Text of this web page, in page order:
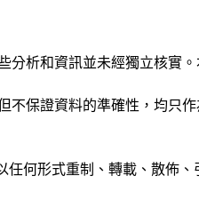
析和資訊並未經獨立核實
保證資料的準確性，均只
任何形式重制、轉載、散佈